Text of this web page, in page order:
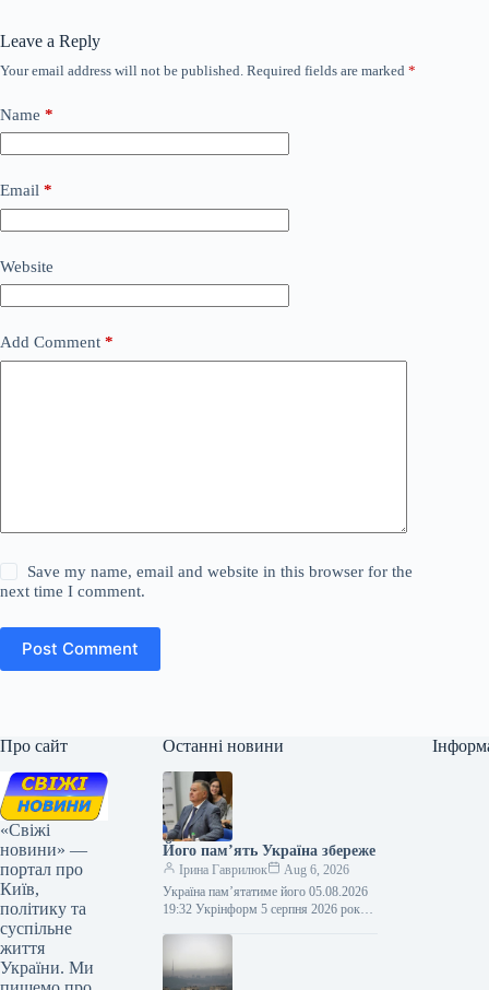
Leave a Reply
Your email address will not be published. Required fields are marked *
Name *
Email *
Website
Add Comment *
Save my name, email and website in this browser for the
next time I comment.
Post Comment
Про сайт
«Свіжі
новини» —
портал про
Київ,
політику та
суспільне
життя
України. Ми
Останні новини
Його пам’ять Україна збереже
Ірина Гаврилюк
Aug 6, 2026
Україна пам’ятатиме його 05.08.2026
19:32 Укрінформ 5 серпня 2026 року
2021)…